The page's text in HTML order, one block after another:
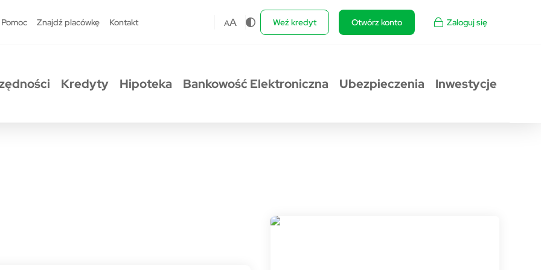
Pomoc Znajdź placówkę Kontakt AA Weź kredyt Otwórz konto Zaloguj się
Kredyty Hipoteka Bankowość Elektroniczna Ubezpieczenia Inwestycje
Rzecznik prasowy